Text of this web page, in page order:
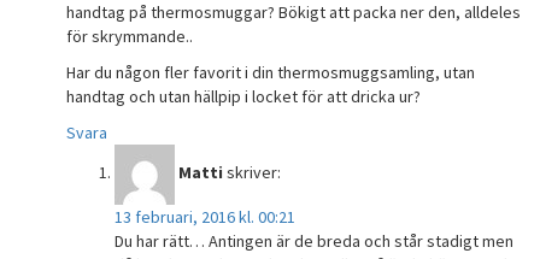
handtag på thermosmuggar? Bökigt att packa ner den, alldeles
för skrymmande..
Har du någon fler favorit i din thermosmuggsamling, utan
handtag och utan hällpip i locket för att dricka ur?
Svara
Matti skriver:
13 februari, 2016 kl. 00:21
Du har rätt… Antingen är de breda och står stadigt men